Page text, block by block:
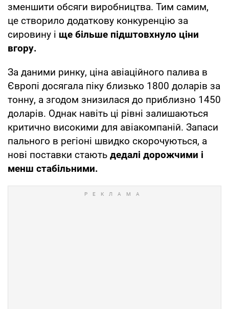
зменшити обсяги виробництва. Тим самим,
це створило додаткову конкуренцію за
сировину і ще більше підштовхнуло ціни
вгору.
За даними ринку, ціна авіаційного палива в
Європі досягала піку близько 1800 доларів за
тонну, а згодом знизилася до приблизно 1450
доларів. Однак навіть ці рівні залишаються
критично високими для авіакомпаній. Запаси
пального в регіоні швидко скорочуються, а
нові поставки стають дедалі дорожчими і
менш стабільними.